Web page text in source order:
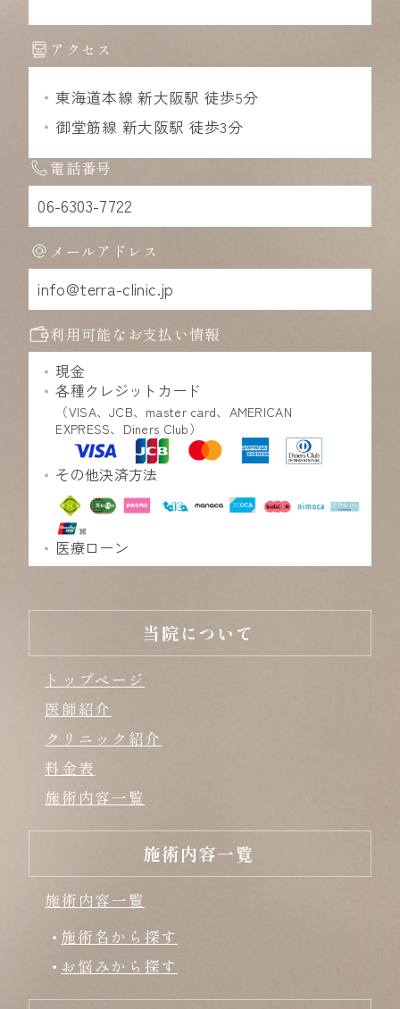
アクセス
東海道本線 新大阪駅 徒歩5分
御堂筋線 新大阪駅 徒歩3分
電話番号
06-6303-7722
メールアドレス
info@terra-clinic.jp
利用可能なお支払い情報
現金
各種クレジットカード
（VISA、JCB、master card、AMERICAN
EXPRESS、Diners Club）
その他決済方法
医療ローン
当院について
トップページ
医師紹介
クリニック紹介
料金表
施術内容一覧
施術内容一覧
施術内容一覧
施術名から探す
お悩みから探す